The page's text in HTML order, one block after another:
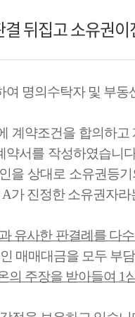
뒤집고 소유권
명의수탁자 및 부
계약조건을 합의하
서를 작성하였습니
을 상대로 소유권등
가 진정한 소유권자
유사한 판결례를 다
매매대금을 모두 부
의 주장을 받아들여 1